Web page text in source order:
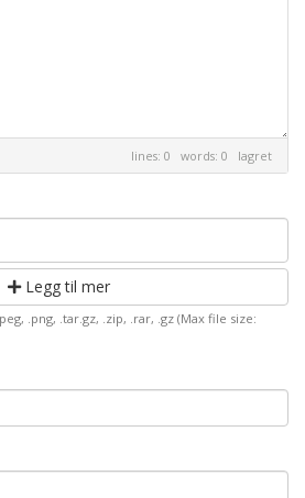
lines: 0 words: 0 lagret
Legg til mer
.png, .tar.gz, .zip, .rar, .gz (Max file size: